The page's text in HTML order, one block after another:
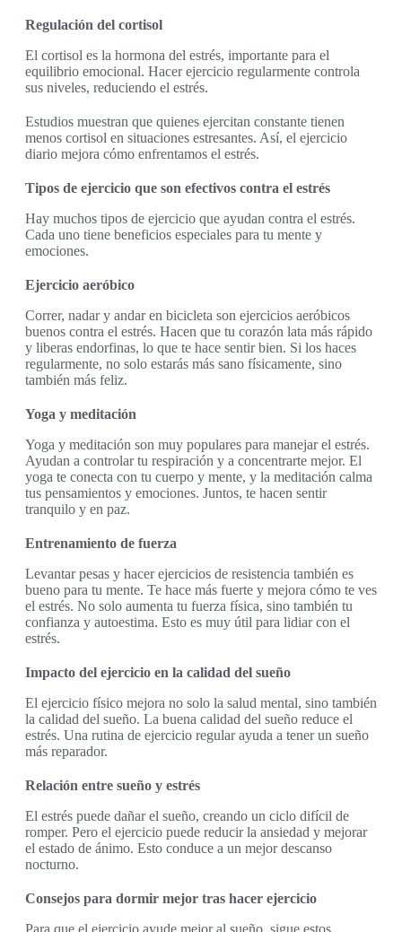
Regulación del cortisol
El cortisol es la hormona del estrés, importante para el
equilibrio emocional. Hacer ejercicio regularmente controla
sus niveles, reduciendo el estrés.
Estudios muestran que quienes ejercitan constante tienen
menos cortisol en situaciones estresantes. Así, el ejercicio
diario mejora cómo enfrentamos el estrés.
Tipos de ejercicio que son efectivos contra el estrés
Hay muchos tipos de ejercicio que ayudan contra el estrés.
Cada uno tiene beneficios especiales para tu mente y
emociones.
Ejercicio aeróbico
Correr, nadar y andar en bicicleta son ejercicios aeróbicos
buenos contra el estrés. Hacen que tu corazón lata más rápido
y liberas endorfinas, lo que te hace sentir bien. Si los haces
regularmente, no solo estarás más sano físicamente, sino
también más feliz.
Yoga y meditación
Yoga y meditación son muy populares para manejar el estrés.
Ayudan a controlar tu respiración y a concentrarte mejor. El
yoga te conecta con tu cuerpo y mente, y la meditación calma
tus pensamientos y emociones. Juntos, te hacen sentir
tranquilo y en paz.
Entrenamiento de fuerza
Levantar pesas y hacer ejercicios de resistencia también es
bueno para tu mente. Te hace más fuerte y mejora cómo te ves
el estrés. No solo aumenta tu fuerza física, sino también tu
confianza y autoestima. Esto es muy útil para lidiar con el
estrés.
Impacto del ejercicio en la calidad del sueño
El ejercicio físico mejora no solo la salud mental, sino también
la calidad del sueño. La buena calidad del sueño reduce el
estrés. Una rutina de ejercicio regular ayuda a tener un sueño
más reparador.
Relación entre sueño y estrés
El estrés puede dañar el sueño, creando un ciclo difícil de
romper. Pero el ejercicio puede reducir la ansiedad y mejorar
el estado de ánimo. Esto conduce a un mejor descanso
nocturno.
Consejos para dormir mejor tras hacer ejercicio